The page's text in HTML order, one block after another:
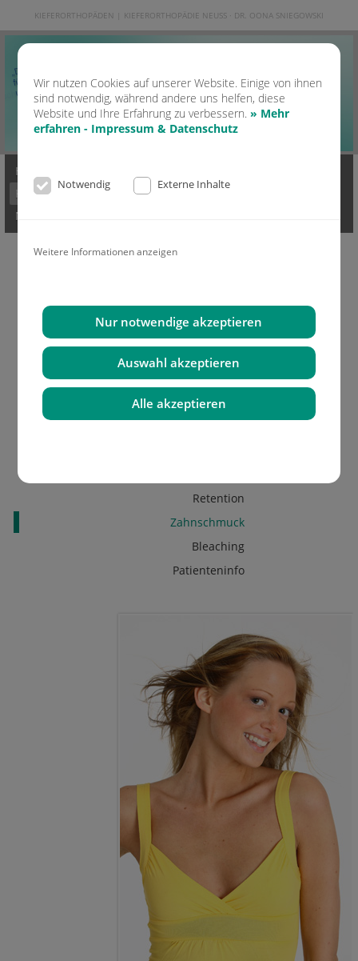
Wir nutzen Cookies auf unserer Website. Einige von ihnen
sind notwendig, während andere uns helfen, diese
Website und Ihre Erfahrung zu verbessern.» Mehr
erfahren - Impressum & Datenschutz
Notwendig Externe Inhalte
Weitere Informationen anzeigen
Nur notwendige akzeptieren
Auswahl akzeptieren
Alle akzeptieren
KIEFERORTHOPÄDEN | KIEFERORTHOPÄDIE NEUSS · DR. OONA SNIEGOWSKI
Home
KFO Erwachsene
KFO Kinder Moderne KFO
News
Kieferorthopädie für Erwachsene
Die Lingualbehandlung
Keramik Brackets
Selbstligierendes Bracket BioQuick
Retention
Zahnschmuck
Bleaching
Patienteninfo